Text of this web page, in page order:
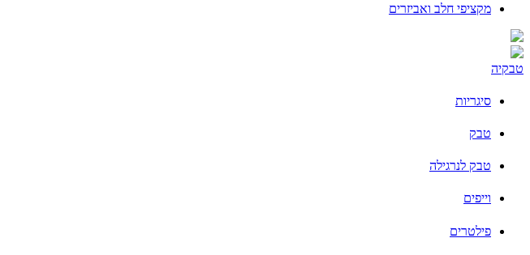
מקציפי חלב ואביזרים
טבקיה
סיגריות
טבק
טבק לנרגילה
וייפים
פילטרים